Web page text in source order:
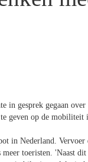
in gesprek gegaan
geven op de mobiliteit
in Nederland.
toeristen. 'Naast